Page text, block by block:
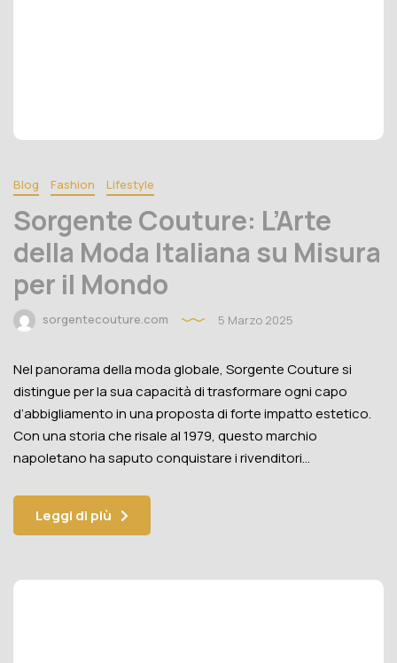
Blog Fashion Lifestyle
Sorgente Couture: L’Arte
della Moda Italiana su Misura
per il Mondo
sorgentecouture.com 5 Marzo 2025
Nel panorama della moda globale, Sorgente Couture si
distingue per la sua capacità di trasformare ogni capo
d’abbigliamento in una proposta di forte impatto estetico.
Con una storia che risale al 1979, questo marchio
napoletano ha saputo conquistare i rivenditori…
Leggi di più